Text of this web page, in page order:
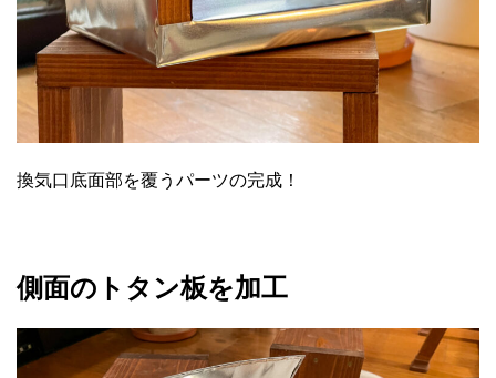
換気口底面部を覆うパーツの完成！
側面のトタン板を加工